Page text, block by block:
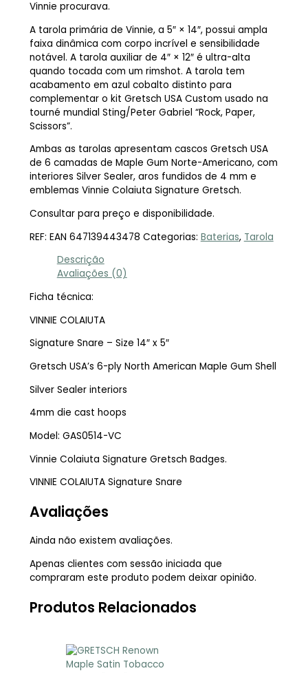
Vinnie procurava.
A tarola primária de Vinnie, a 5″ × 14″, possui ampla
faixa dinâmica com corpo incrível e sensibilidade
notável. A tarola auxiliar de 4″ × 12″ é ultra-alta
quando tocada com um rimshot. A tarola tem
acabamento em azul cobalto distinto para
complementar o kit Gretsch USA Custom usado na
tourné mundial Sting/Peter Gabriel “Rock, Paper,
Scissors”.
Ambas as tarolas apresentam cascos Gretsch USA
de 6 camadas de Maple Gum Norte-Americano, com
interiores Silver Sealer, aros fundidos de 4 mm e
emblemas Vinnie Colaiuta Signature Gretsch.
Consultar para preço e disponibilidade.
REF: EAN 647139443478 Categorias: Baterias, Tarola
Descrição
Avaliações (0)
Ficha técnica:
VINNIE COLAIUTA
Signature Snare – Size 14″ x 5″
Gretsch USA’s 6-ply North American Maple Gum Shell
Silver Sealer interiors
4mm die cast hoops
Model: GAS0514-VC
Vinnie Colaiuta Signature Gretsch Badges.
VINNIE COLAIUTA Signature Snare
Avaliações
Ainda não existem avaliações.
Apenas clientes com sessão iniciada que
compraram este produto podem deixar opinião.
Produtos Relacionados